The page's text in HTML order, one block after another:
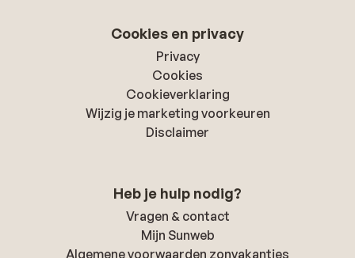
Cookies en privacy
Privacy
Cookies
Cookieverklaring
Wijzig je marketing voorkeuren
Disclaimer
Heb je hulp nodig?
Vragen & contact
Mijn Sunweb
Algemene voorwaarden zonvakanties